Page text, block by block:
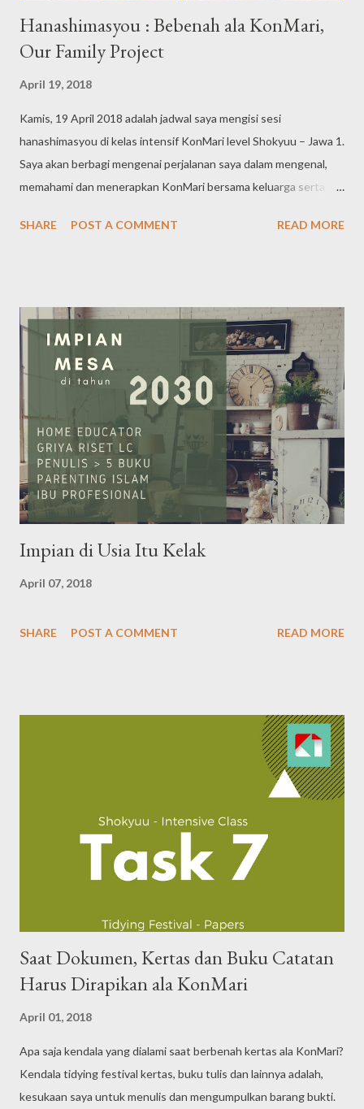
Hanashimasyou : Bebenah ala KonMari,
Our Family Project
April 19, 2018
Kamis, 19 April 2018 adalah jadwal saya mengisi sesi
hanashimasyou di kelas intensif KonMari level Shokyuu – Jawa 1.
Saya akan berbagi mengenai perjalanan saya dalam mengenal,
memahami dan menerapkan KonMari bersama keluarga serta
sensei, minna san… Assalamu’alaykum warahmatullah
KonMari dan mendaftar kelas intensif level Shokyuu, saya
bertekad menjadikan proses bebenah ala KonMari ini menjadi
sebuah family project . Ada dua alasan yang menjadi pijakan saya,
Alasan pertama, karena hidup kami yang sedang nomaden.
Pertengahan tahun 2016 kami pindahan dari Bandung ke
Jombang dan harus mengosongkan kontrakan. Proses pindahan
membuka mata saya bahwa ada banyak barang yang tidak
sempat kami pakai. Bahkan memilikinya saja pun kami lupa.
Barang-barang seisi...
SHARE POST A COMMENT READ MORE
Impian di Usia Itu Kelak
April 07, 2018
SHARE POST A COMMENT READ MORE
Saat Dokumen, Kertas dan Buku Catatan
Harus Dirapikan ala KonMari
April 01, 2018
Apa saja kendala yang dialami saat berbenah kertas ala KonMari?
Kendala tidying festival kertas, buku tulis dan lainnya adalah,
kesukaan saya untuk menulis dan mengumpulkan barang bukti.